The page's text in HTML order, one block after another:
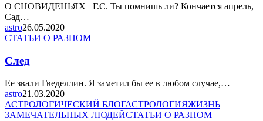
О СНОВИДЕНЬЯХ Г.С. Ты помнишь ли? Кончается апрель,
Сад…
astro26.05.2020
СТАТЬИ О РАЗНОМ
След
Ее звали Гведеллин. Я заметил бы ее в любом случае,…
astro21.03.2020
АСТРОЛОГИЧЕСКИЙ БЛОГАСТРОЛОГИЯЖИЗНЬ
ЗАМЕЧАТЕЛЬНЫХ ЛЮДЕЙСТАТЬИ О РАЗНОМ